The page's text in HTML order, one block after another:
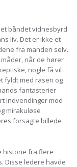
båndet vidnesbyrd
liv. Det er ikke et
fra manden selv.
når de hører
nogle få vil
fyldt med raseri og
fantasterier
indvendinger mod
mirakuløse
forsagte billede
historie fra flere
Disse ledere havde